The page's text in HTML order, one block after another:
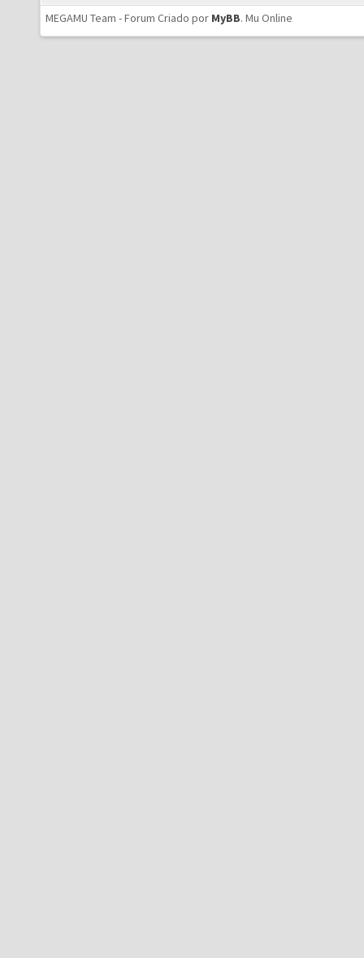
MEGAMU Team - Forum Criado por MyBB. Mu Online